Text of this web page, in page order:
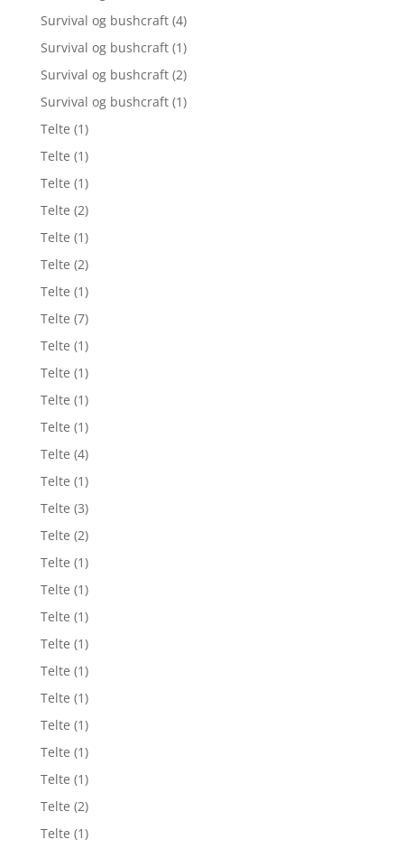
Survival og bushcraft (4)
Survival og bushcraft (1)
Survival og bushcraft (2)
Survival og bushcraft (1)
Telte (1)
Telte (1)
Telte (1)
Telte (2)
Telte (1)
Telte (2)
Telte (1)
Telte (7)
Telte (1)
Telte (1)
Telte (1)
Telte (1)
Telte (4)
Telte (1)
Telte (3)
Telte (2)
Telte (1)
Telte (1)
Telte (1)
Telte (1)
Telte (1)
Telte (1)
Telte (1)
Telte (1)
Telte (1)
Telte (2)
Telte (1)